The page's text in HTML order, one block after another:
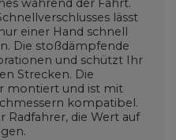
während der Fahrt.
lässt
einer Hand schnell
Die stoßdämpfende
und schützt Ihr
Strecken. Die
montiert und ist mit
kompatibel.
Radfahrer, die Wert auf